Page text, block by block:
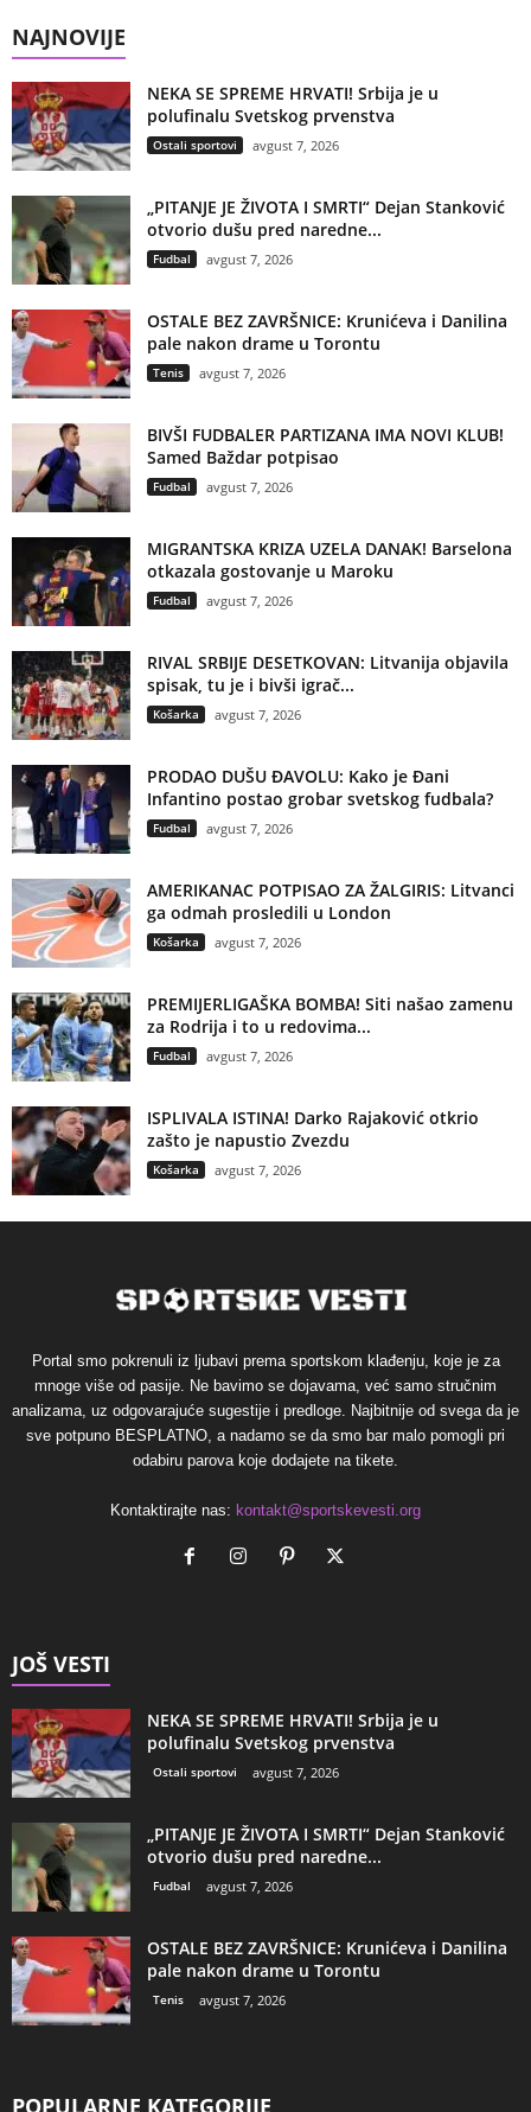
NAJNOVIJE
NEKA SE SPREME HRVATI! Srbija je u
polufinalu Svetskog prvenstva
Ostali sportovi avgust 7, 2026
„PITANJE JE ŽIVOTA I SMRTI“ Dejan Stanković
otvorio dušu pred naredne...
Fudbal avgust 7, 2026
OSTALE BEZ ZAVRŠNICE: Krunićeva i Danilina
pale nakon drame u Torontu
Tenis avgust 7, 2026
BIVŠI FUDBALER PARTIZANA IMA NOVI KLUB!
Samed Baždar potpisao
Fudbal avgust 7, 2026
MIGRANTSKA KRIZA UZELA DANAK! Barselona
otkazala gostovanje u Maroku
Fudbal avgust 7, 2026
RIVAL SRBIJE DESETKOVAN: Litvanija objavila
spisak, tu je i bivši igrač...
Košarka avgust 7, 2026
PRODAO DUŠU ĐAVOLU: Kako je Đani
Infantino postao grobar svetskog fudbala?
Fudbal avgust 7, 2026
AMERIKANAC POTPISAO ZA ŽALGIRIS: Litvanci
ga odmah prosledili u London
Košarka avgust 7, 2026
PREMIJERLIGAŠKA BOMBA! Siti našao zamenu
za Rodrija i to u redovima...
Fudbal avgust 7, 2026
ISPLIVALA ISTINA! Darko Rajaković otkrio
zašto je napustio Zvezdu
Košarka avgust 7, 2026
Portal smo pokrenuli iz ljubavi prema sportskom klađenju, koje je za
mnoge više od pasije. Ne bavimo se dojavama, već samo stručnim
analizama, uz odgovarajuće sugestije i predloge. Najbitnije od svega da je
sve potpuno BESPLATNO, a nadamo se da smo bar malo pomogli pri
odabiru parova koje dodajete na tikete.
Kontaktirajte nas: kontakt@sportskevesti.org
JOŠ VESTI
NEKA SE SPREME HRVATI! Srbija je u
polufinalu Svetskog prvenstva
Ostali sportovi avgust 7, 2026
„PITANJE JE ŽIVOTA I SMRTI“ Dejan Stanković
otvorio dušu pred naredne...
Fudbal avgust 7, 2026
OSTALE BEZ ZAVRŠNICE: Krunićeva i Danilina
pale nakon drame u Torontu
Tenis avgust 7, 2026
POPULARNE KATEGORIJE